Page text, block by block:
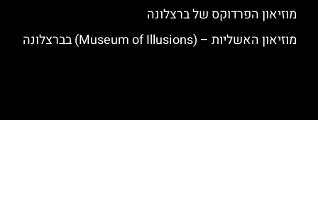
מוזיאון הפרדוקס של ברצלונה
מוזיאון האשליות – (Museum of Illusions) בברצלונה